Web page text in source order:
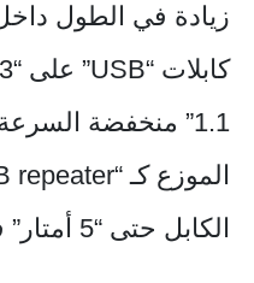
زيادة في الطول
1.1” منخفضة
الكابل حتى “5 أمتار” في المرة الواحدة.